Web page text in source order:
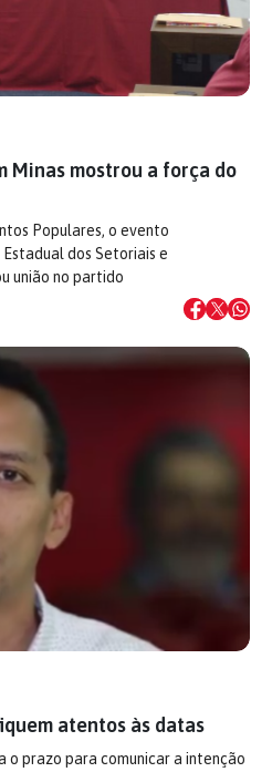
Minas mostrou a força do
Populares, o evento
dos Setoriais e
união no partido
atentos às datas
o prazo para comunicar a intenção